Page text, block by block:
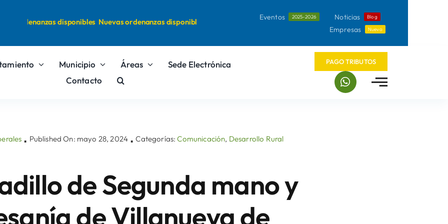
ordenanzas disponibles Nuevas ordenanzas disponibles Eventos 2025-2026 Noticias Blog
Empresas Nuevo
Municipio Áreas
Sede Electrónica
Contacto
PAGO TRIBUTOS
▪ Published On: mayo 28, 2024 ▪ Categorías:Comunicación, Desarrollo Rural
de Segunda mano y
de Villanueva de